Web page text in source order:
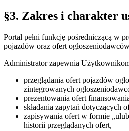
§3. Zakres i charakter
Portal pełni funkcję pośredniczącą w
pojazdów oraz ofert
Administrator zapewnia
przeglądania ofert pojazdów
zintegrowanych
prezentowania ofert
składania zapytań dotyczących
zapisywania ofert w formie
historii przeglądanych ofert,